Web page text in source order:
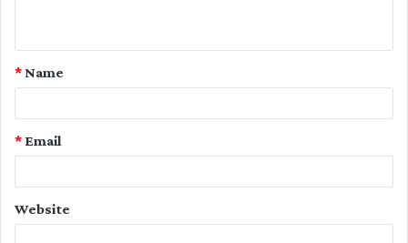
t
Name
*
Email
*
Website